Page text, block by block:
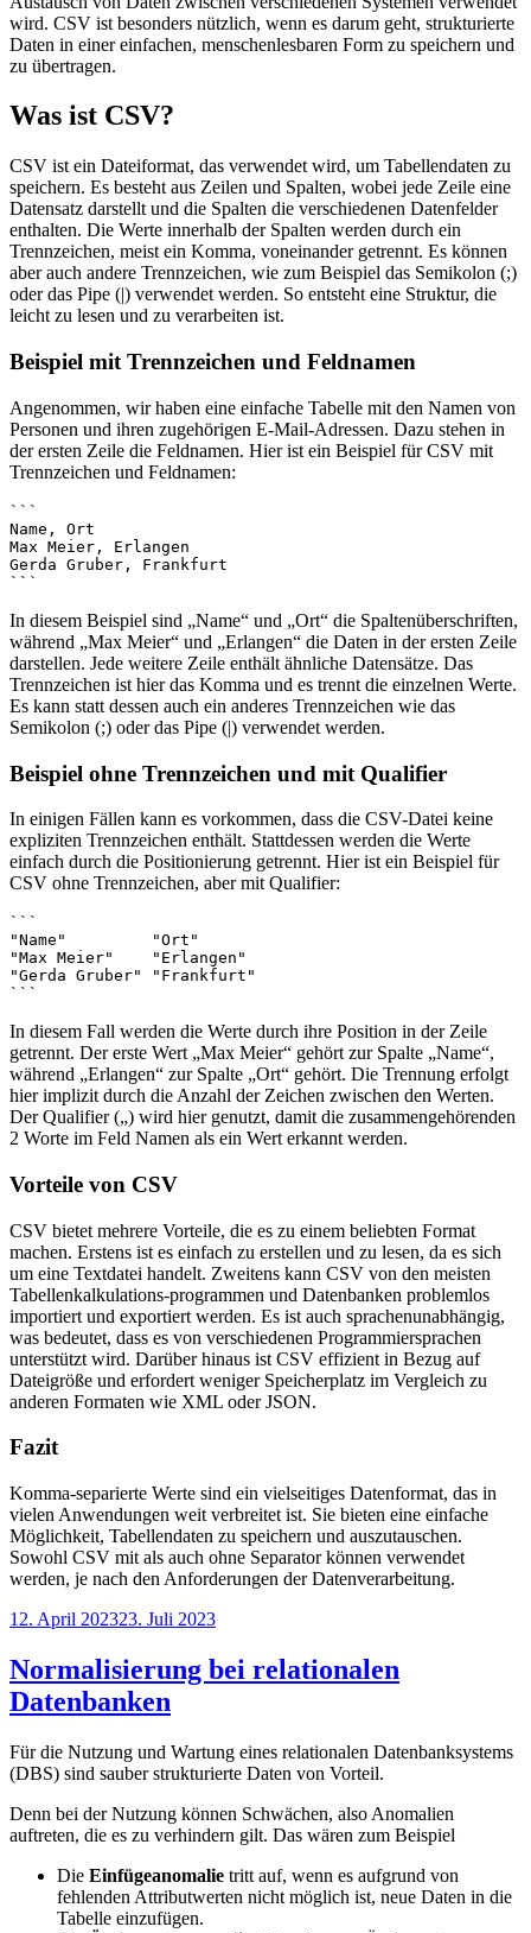
wird. CSV ist besonders nützlich, wenn es darum geht, strukturierte
Daten in einer einfachen, menschenlesbaren Form zu speichern und
zu übertragen.
Was ist CSV?
CSV ist ein Dateiformat, das verwendet wird, um Tabellendaten zu
speichern. Es besteht aus Zeilen und Spalten, wobei jede Zeile eine
Datensatz darstellt und die Spalten die verschiedenen Datenfelder
enthalten. Die Werte innerhalb der Spalten werden durch ein
Trennzeichen, meist ein Komma, voneinander getrennt. Es können
aber auch andere Trennzeichen, wie zum Beispiel das Semikolon (;)
oder das Pipe (|) verwendet werden. So entsteht eine Struktur, die
leicht zu lesen und zu verarbeiten ist.
Beispiel mit Trennzeichen und Feldnamen
Angenommen, wir haben eine einfache Tabelle mit den Namen von
Personen und ihren zugehörigen E-Mail-Adressen. Dazu stehen in
der ersten Zeile die Feldnamen. Hier ist ein Beispiel für CSV mit
Trennzeichen und Feldnamen:
```
Name, Ort
Max Meier, Erlangen
Gerda Gruber, Frankfurt
In diesem Beispiel sind „Name“ und „Ort“ die Spaltenüberschriften,
während „Max Meier“ und „Erlangen“ die Daten in der ersten Zeile
darstellen. Jede weitere Zeile enthält ähnliche Datensätze. Das
Trennzeichen ist hier das Komma und es trennt die einzelnen Werte.
Es kann statt dessen auch ein anderes Trennzeichen wie das
Semikolon (;) oder das Pipe (|) verwendet werden.
Beispiel ohne Trennzeichen und mit Qualifier
In einigen Fällen kann es vorkommen, dass die CSV-Datei keine
expliziten Trennzeichen enthält. Stattdessen werden die Werte
einfach durch die Positionierung getrennt. Hier ist ein Beispiel für
CSV ohne Trennzeichen, aber mit Qualifier:
```
"Name"         "Ort"
"Max Meier"    "Erlangen"
"Gerda Gruber" "Frankfurt"
In diesem Fall werden die Werte durch ihre Position in der Zeile
getrennt. Der erste Wert „Max Meier“ gehört zur Spalte „Name“,
während „Erlangen“ zur Spalte „Ort“ gehört. Die Trennung erfolgt
hier implizit durch die Anzahl der Zeichen zwischen den Werten.
Der Qualifier („) wird hier genutzt, damit die zusammengehörenden
2 Worte im Feld Namen als ein Wert erkannt werden.
Vorteile von CSV
CSV bietet mehrere Vorteile, die es zu einem beliebten Format
machen. Erstens ist es einfach zu erstellen und zu lesen, da es sich
um eine Textdatei handelt. Zweitens kann CSV von den meisten
Tabellenkalkulations-programmen und Datenbanken problemlos
importiert und exportiert werden. Es ist auch sprachenunabhängig,
was bedeutet, dass es von verschiedenen Programmiersprachen
unterstützt wird. Darüber hinaus ist CSV effizient in Bezug auf
Dateigröße und erfordert weniger Speicherplatz im Vergleich zu
anderen Formaten wie XML oder JSON.
Fazit
Komma-separierte Werte sind ein vielseitiges Datenformat, das in
vielen Anwendungen weit verbreitet ist. Sie bieten eine einfache
Möglichkeit, Tabellendaten zu speichern und auszutauschen.
Sowohl CSV mit als auch ohne Separator können verwendet
werden, je nach den Anforderungen der Datenverarbeitung.
Veröffentlicht
12. April 202323. Juli 2023
Normalisierung bei relationalen
Datenbanken
Für die Nutzung und Wartung eines relationalen Datenbanksystems
(DBS) sind sauber strukturierte Daten von Vorteil.
Denn bei der Nutzung können Schwächen, also Anomalien
auftreten, die es zu verhindern gilt. Das wären zum Beispiel
Die Einfügeanomalie tritt auf, wenn es aufgrund von
fehlenden Attributwerten nicht möglich ist, neue Daten in die
Tabelle einzufügen.